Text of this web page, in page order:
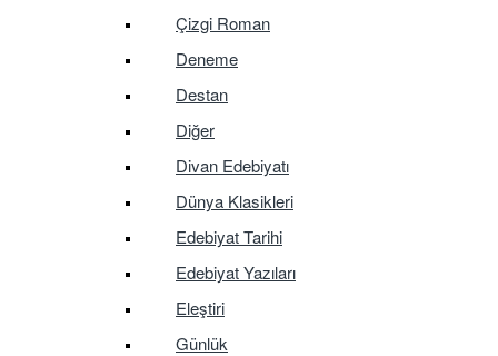
Çizgi Roman
Deneme
Destan
Diğer
Divan Edebiyatı
Dünya Klasikleri
Edebiyat Tarihi
Edebiyat Yazıları
Eleştiri
Günlük